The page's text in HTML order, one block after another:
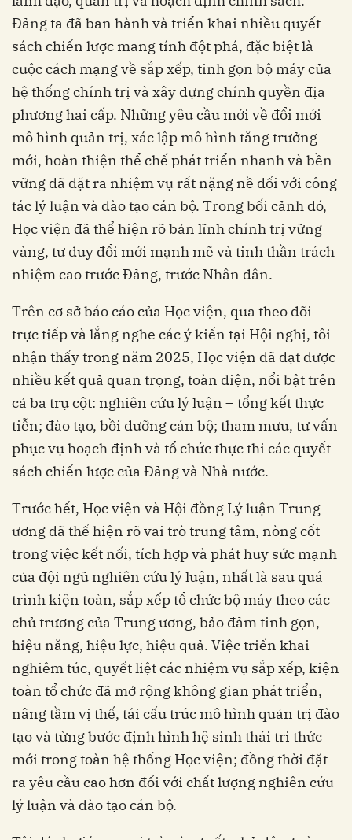
Đảng ta đã ban hành và triển khai nhiều quyết
sách chiến lược mang tính đột phá, đặc biệt là
cuộc cách mạng về sắp xếp, tinh gọn bộ máy của
hệ thống chính trị và xây dựng chính quyền địa
phương hai cấp. Những yêu cầu mới về đổi mới
mô hình quản trị, xác lập mô hình tăng trưởng
mới, hoàn thiện thể chế phát triển nhanh và bền
vững đã đặt ra nhiệm vụ rất nặng nề đối với công
tác lý luận và đào tạo cán bộ. Trong bối cảnh đó,
Học viện đã thể hiện rõ bản lĩnh chính trị vững
vàng, tư duy đổi mới mạnh mẽ và tinh thần trách
nhiệm cao trước Đảng, trước Nhân dân.
Trên cơ sở báo cáo của Học viện, qua theo dõi
trực tiếp và lắng nghe các ý kiến tại Hội nghị, tôi
nhận thấy trong năm 2025, Học viện đã đạt được
nhiều kết quả quan trọng, toàn diện, nổi bật trên
cả ba trụ cột: nghiên cứu lý luận – tổng kết thực
tiễn; đào tạo, bồi dưỡng cán bộ; tham mưu, tư vấn
phục vụ hoạch định và tổ chức thực thi các quyết
sách chiến lược của Đảng và Nhà nước.
Trước hết, Học viện và Hội đồng Lý luận Trung
ương đã thể hiện rõ vai trò trung tâm, nòng cốt
trong việc kết nối, tích hợp và phát huy sức mạnh
của đội ngũ nghiên cứu lý luận, nhất là sau quá
trình kiện toàn, sắp xếp tổ chức bộ máy theo các
chủ trương của Trung ương, bảo đảm tinh gọn,
hiệu năng, hiệu lực, hiệu quả. Việc triển khai
nghiêm túc, quyết liệt các nhiệm vụ sắp xếp, kiện
toàn tổ chức đã mở rộng không gian phát triển,
nâng tầm vị thế, tái cấu trúc mô hình quản trị đào
tạo và từng bước định hình hệ sinh thái tri thức
mới trong toàn hệ thống Học viện; đồng thời đặt
ra yêu cầu cao hơn đối với chất lượng nghiên cứu
lý luận và đào tạo cán bộ.